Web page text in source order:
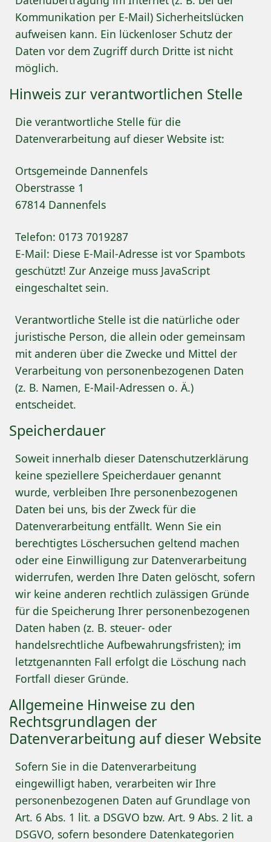
Kommunikation per E-Mail) Sicherheitslücken
aufweisen kann. Ein lückenloser Schutz der
Daten vor dem Zugriff durch Dritte ist nicht
möglich.
Hinweis zur verantwortlichen Stelle
Die verantwortliche Stelle für die
Datenverarbeitung auf dieser Website ist:
Ortsgemeinde Dannenfels
Oberstrasse 1
67814 Dannenfels
Telefon: 0173 7019287
E-Mail: Diese E-Mail-Adresse ist vor Spambots
geschützt! Zur Anzeige muss JavaScript
eingeschaltet sein.
Verantwortliche Stelle ist die natürliche oder
juristische Person, die allein oder gemeinsam
mit anderen über die Zwecke und Mittel der
Verarbeitung von personenbezogenen Daten
(z. B. Namen, E-Mail-Adressen o. Ä.)
entscheidet.
Speicherdauer
Soweit innerhalb dieser Datenschutzerklärung
keine speziellere Speicherdauer genannt
wurde, verbleiben Ihre personenbezogenen
Daten bei uns, bis der Zweck für die
Datenverarbeitung entfällt. Wenn Sie ein
berechtigtes Löschersuchen geltend machen
oder eine Einwilligung zur Datenverarbeitung
widerrufen, werden Ihre Daten gelöscht, sofern
wir keine anderen rechtlich zulässigen Gründe
für die Speicherung Ihrer personenbezogenen
Daten haben (z. B. steuer- oder
handelsrechtliche Aufbewahrungsfristen); im
letztgenannten Fall erfolgt die Löschung nach
Fortfall dieser Gründe.
Allgemeine Hinweise zu den
Rechtsgrundlagen der
Datenverarbeitung auf dieser Website
Sofern Sie in die Datenverarbeitung
eingewilligt haben, verarbeiten wir Ihre
personenbezogenen Daten auf Grundlage von
Art. 6 Abs. 1 lit. a DSGVO bzw. Art. 9 Abs. 2 lit. a
DSGVO, sofern besondere Datenkategorien